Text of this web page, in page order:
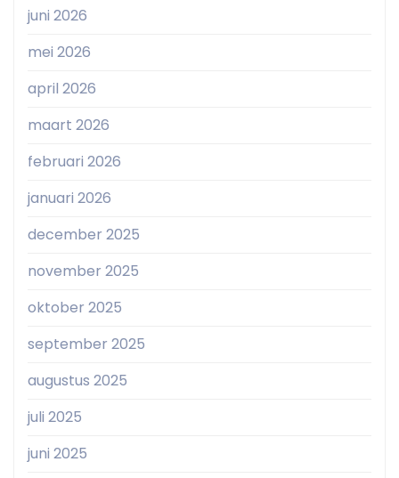
juni 2026
mei 2026
april 2026
maart 2026
februari 2026
januari 2026
december 2025
november 2025
oktober 2025
september 2025
augustus 2025
juli 2025
juni 2025